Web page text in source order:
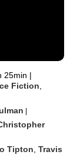
25min |
Fiction
|
Tipton ,Travis